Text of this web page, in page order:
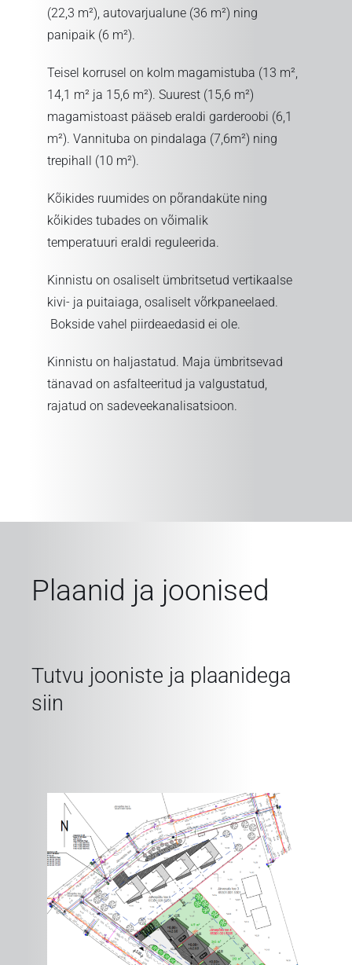
(22,3 m²), autovarjualune (36 m²) ning
panipaik (6 m²).
Teisel korrusel on kolm magamistuba (13 m²,
14,1 m² ja 15,6 m²). Suurest (15,6 m²)
magamistoast pääseb eraldi garderoobi (6,1
m²). Vannituba on pindalaga (7,6m²) ning
trepihall (10 m²).
Kõikides ruumides on põrandaküte ning
kõikides tubades on võimalik
temperatuuri eraldi reguleerida.
Kinnistu on osaliselt ümbritsetud vertikaalse
kivi- ja puitaiaga, osaliselt võrkpaneelaed.
Bokside vahel piirdeaedasid ei ole.
Kinnistu on haljastatud. Maja ümbritsevad
tänavad on asfalteeritud ja valgustatud,
rajatud on sadeveekanalisatsioon.
Plaanid ja joonised
Tutvu jooniste ja plaanidega
siin